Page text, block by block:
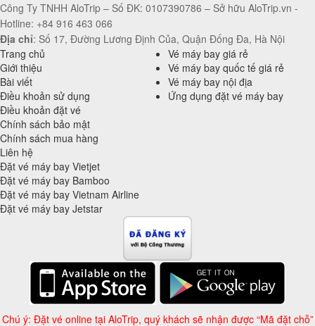
Công Ty TNHH AloTrip – Số ĐK: 0107390786 – Sở hữu AloTrip.vn -
Hotline: +84 916 463 066
Địa chỉ: Số 17, Đường Lương Định Của, Quận Đống Đa, Hà Nội
Trang chủ
Giới thiệu
Bài viết
Điều khoản sử dụng
Điều khoản đặt vé
Chính sách bảo mật
Chính sách mua hàng
Liên hệ
Vé máy bay giá rẻ
Vé máy bay quốc tế giá rẻ
Vé máy bay nội địa
Ứng dụng đặt vé máy bay
Đặt vé máy bay Vietjet
Đặt vé máy bay Bamboo
Đặt vé máy bay Vietnam Airline
Đặt vé máy bay Jetstar
Chú ý: Đặt vé online tại AloTrip, quý khách sẽ nhận được “Mã đặt chỗ”